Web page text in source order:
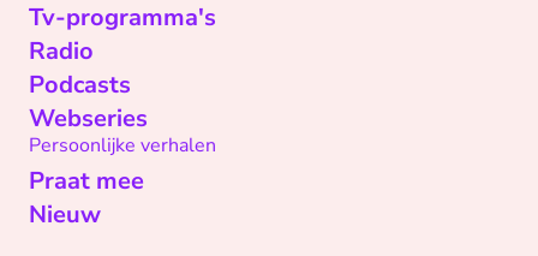
Tv-programma's
Radio
Podcasts
Webseries
Persoonlijke verhalen
Praat mee
Nieuw